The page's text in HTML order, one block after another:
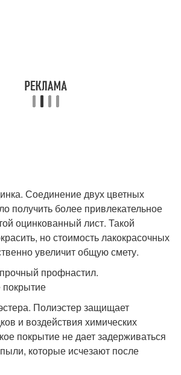
Соединение двух цветных
получить более привлекательное
оцинкованный лист. Такой
но стоимость лакокрасочных
увеличит общую смету.
Полиэстер защищает
и воздействия химических
покрытие не дает задерживаться
которые исчезают после